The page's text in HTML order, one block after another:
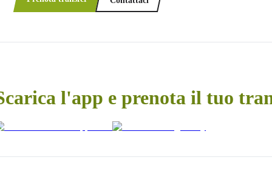
l'app e prenota il tuo